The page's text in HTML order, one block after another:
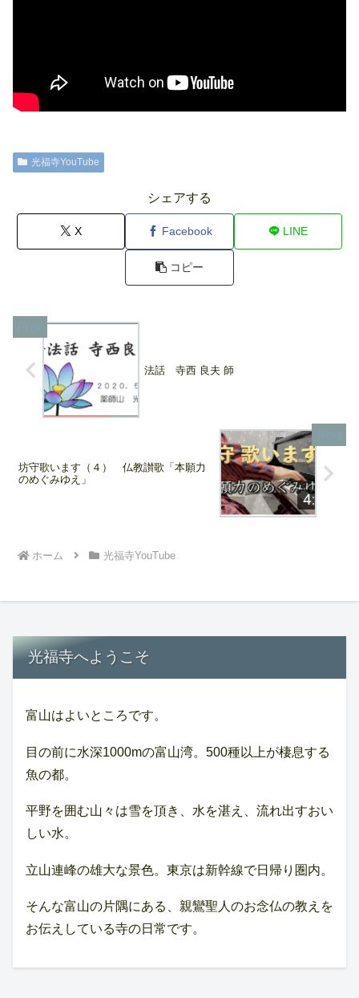
光福寺YouTube
シェアする
X Facebook LINE
コピー
法話 寺西 良夫 師
坊守歌います（４） 仏教讃歌「本願力
のめぐみゆえ」
ホーム 光福寺YouTube
光福寺へようこそ
富山はよいところです。
目の前に水深1000mの富山湾。500種以上が棲息する
魚の都。
平野を囲む山々は雪を頂き、水を湛え、流れ出すおい
しい水。
立山連峰の雄大な景色。東京は新幹線で日帰り圏内。
そんな富山の片隅にある、親鸞聖人のお念仏の教えを
お伝えしている寺の日常です。